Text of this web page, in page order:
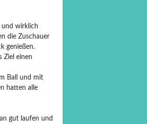
und wirklich
die Zuschauer
genießen.
Ziel einen
Ball und mit
hatten alle
gut laufen und